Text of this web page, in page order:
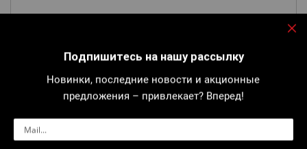
Название
Подпишитесь на нашу рассылку
Новинки, последние новости и акционные
предложения – привлекает? Вперед!